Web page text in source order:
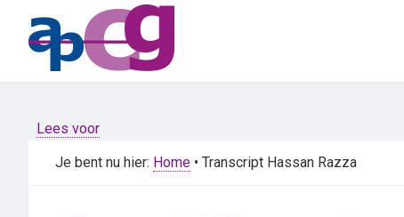
to
main
to
primary
Lees voor
Je bent nu hier: Home • Transcript Hassan Razza